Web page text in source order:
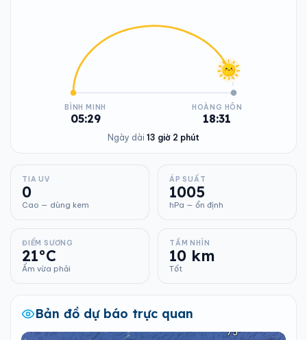
BÌNH MINH
05:29
HOÀNG HÔN
18:31
Ngày dài 13 giờ 2 phút
TIA UV
0
Cao — dùng kem
ÁP SUẤT
1005
hPa — ổn định
ĐIỂM SƯƠNG
21°C
Ẩm vừa phải
TẦM NHÌN
10 km
Tốt
Bản đồ dự báo trực quan